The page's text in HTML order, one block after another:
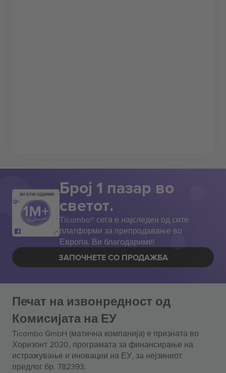
ВИ БЛАГОДАРАМ! Број 1 пазар во
светот.
Ticombo® сега е најследен од сите
платформи за препродавање во
Европа. Ви благодариме!
ЗАПОЧНЕТЕ СО ПРОДАЖБА
Печат на извонредност од
Комисијата на ЕУ
Ticombo GmbH (матична компанија) е призната во
Хоризонт 2020, програмата за финансирање на
истражување и иновации на ЕУ, за нејзиниот
предлог бр. 782393.